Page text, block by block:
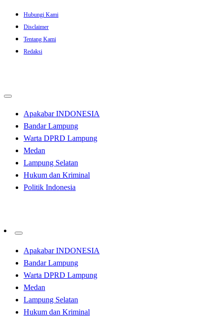
Skip
content
Hubungi Kami
Disclaimer
Tentang Kami
Redaksi
Apakabar INDONESIA
Bandar Lampung
Warta DPRD Lampung
Medan
Lampung Selatan
Hukum dan Kriminal
Politik Indonesia
Apakabar INDONESIA
Bandar Lampung
Warta DPRD Lampung
Medan
Lampung Selatan
Hukum dan Kriminal